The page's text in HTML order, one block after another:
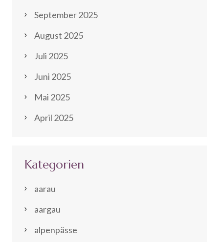
September 2025
August 2025
Juli 2025
Juni 2025
Mai 2025
April 2025
Kategorien
aarau
aargau
alpenpässe